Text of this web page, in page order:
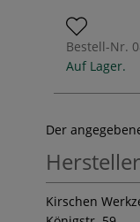
Bestell-Nr.
Auf Lager.
Der
Kirschen